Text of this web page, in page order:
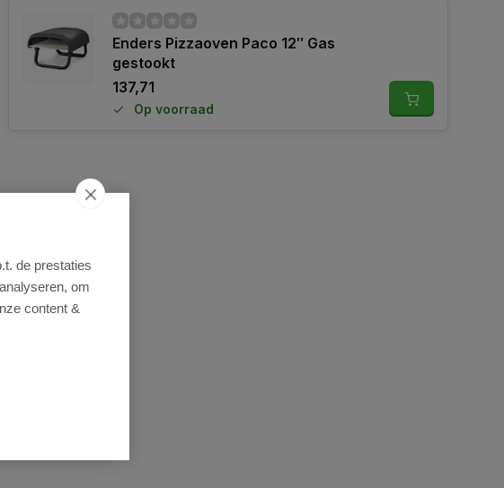
Enders Pizzaoven Paco 12″ Gas
gestookt
137,71
Op voorraad
de prestaties
om
content &